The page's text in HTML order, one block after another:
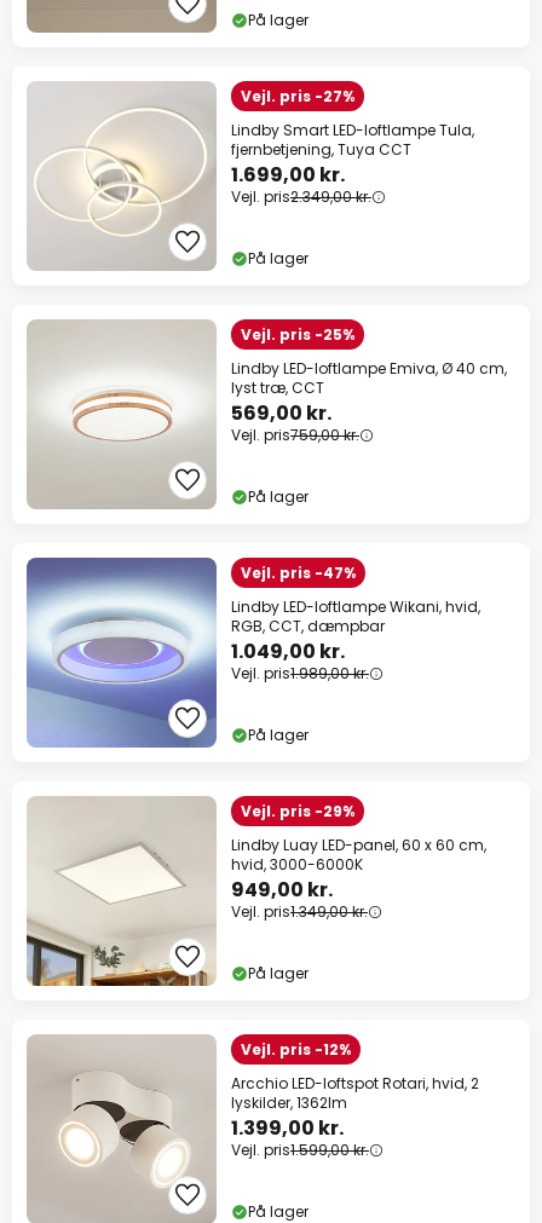
På lager
Vejl. pris -27%
Lindby Smart LED-loftlampe Tula,
fjernbetjening, Tuya CCT
1.699,00 kr.
Vejl. pris2.349,00 kr.
På lager
Vejl. pris -25%
Lindby LED-loftlampe Emiva, Ø 40 cm,
lyst træ, CCT
569,00 kr.
Vejl. pris759,00 kr.
På lager
Vejl. pris -47%
Lindby LED-loftlampe Wikani, hvid,
RGB, CCT, dæmpbar
1.049,00 kr.
Vejl. pris1.989,00 kr.
På lager
Vejl. pris -29%
Lindby Luay LED-panel, 60 x 60 cm,
hvid, 3000-6000K
949,00 kr.
Vejl. pris1.349,00 kr.
På lager
Vejl. pris -12%
Arcchio LED-loftspot Rotari, hvid, 2
lyskilder, 1362lm
1.399,00 kr.
Vejl. pris1.599,00 kr.
På lager